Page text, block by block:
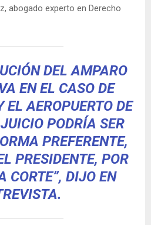
abogado experto en Derecho
DEL AMPARO
EN EL CASO DE
AEROPUERTO DE
PODRÍA SER
PREFERENTE,
PRESIDENTE, POR
CORTE”, DIJO EN